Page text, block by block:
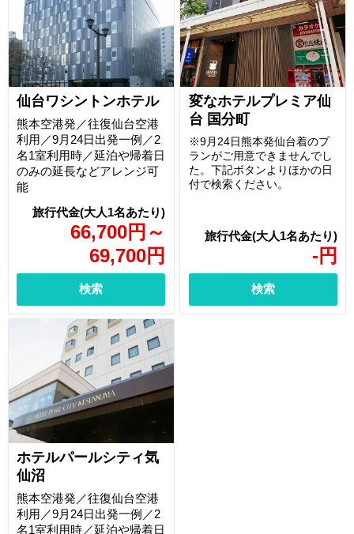
仙台ワシントンホテル
66,700円 ～
69,700円
熊本空港発／往復仙台空港
利用／9月24日出発一例／2
名1室利用時／延泊や帰着日
のみの延長などアレンジ可
能
検索
変なホテルプレミア仙
台 国分町
- 円
※9月24日熊本発仙台着のプ
ランがご用意できませんでし
た。下記ボタンよりほかの日
付で検索ください。
検索
ホテルパールシティ気
仙沼
熊本空港発／往復仙台空港
利用／9月24日出発一例／2
名1室利用時／延泊や帰着日